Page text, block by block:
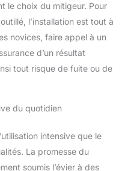
le choix du mitigeur. Pour
l’installation est tout à
novices, faire appel à un
d’un résultat
tout risque de fuite ou de
du quotidien
intensive que le
La promesse du
soumis l’évier à des